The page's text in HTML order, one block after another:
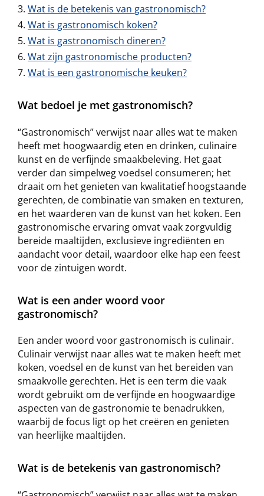
Wat is de betekenis van gastronomisch?
Wat is gastronomisch koken?
Wat is gastronomisch dineren?
Wat zijn gastronomische producten?
Wat is een gastronomische keuken?
Wat bedoel je met gastronomisch?
“Gastronomisch” verwijst naar alles wat te maken
heeft met hoogwaardig eten en drinken, culinaire
kunst en de verfijnde smaakbeleving. Het gaat
verder dan simpelweg voedsel consumeren; het
draait om het genieten van kwalitatief hoogstaande
gerechten, de combinatie van smaken en texturen,
en het waarderen van de kunst van het koken. Een
gastronomische ervaring omvat vaak zorgvuldig
bereide maaltijden, exclusieve ingrediënten en
aandacht voor detail, waardoor elke hap een feest
voor de zintuigen wordt.
Wat is een ander woord voor
gastronomisch?
Een ander woord voor gastronomisch is culinair.
Culinair verwijst naar alles wat te maken heeft met
koken, voedsel en de kunst van het bereiden van
smaakvolle gerechten. Het is een term die vaak
wordt gebruikt om de verfijnde en hoogwaardige
aspecten van de gastronomie te benadrukken,
waarbij de focus ligt op het creëren en genieten
van heerlijke maaltijden.
Wat is de betekenis van gastronomisch?